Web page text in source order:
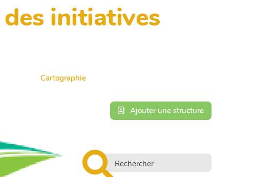
initiatives
Cartographie
Ajouter une structure